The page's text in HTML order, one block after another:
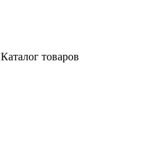
Каталог товаров